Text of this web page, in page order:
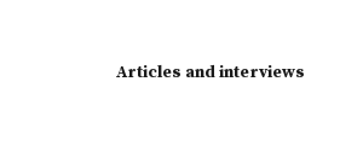
Articles and interviews